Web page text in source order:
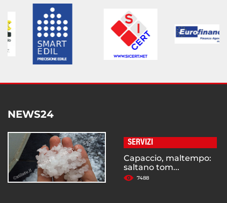
NEWS24
SERVIZI
Capaccio, maltempo:
saltano tom...
7488